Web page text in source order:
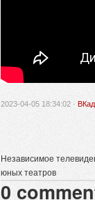
2023-04-05 18:34:02 ·
Независимое
юных театров
0